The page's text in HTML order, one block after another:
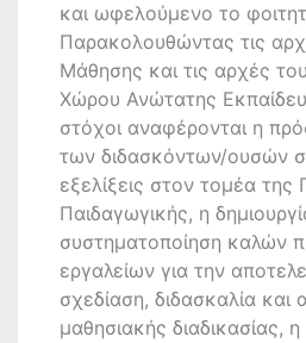
και ωφελούμενο το
Παρακολουθώντας τις
Μάθησης και τις αρχές
Χώρου Ανώτατης
στόχοι αναφέρονται η
των διδασκόντων/ουσών
εξελίξεις στον τομέα της
Παιδαγωγικής, η
συστηματοποίηση καλών
εργαλείων για την
σχεδίαση, διδασκαλία και
μαθησιακής διαδικασίας,